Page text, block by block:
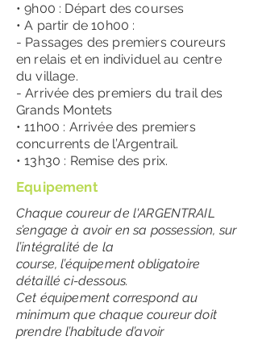
• 9h00 : Départ des courses
• A partir de 10h00 :
- Passages des premiers coureurs
en relais et en individuel au centre
duvillage.
- Arrivée des premiers du trail des
Grands Montets
• 11h00 : Arrivée des premiers
concurrents de l’Argentrail.
• 13h30 : Remise des prix.
Equipement
Chaque coureur de l'ARGENTRAIL
s’engage à avoir en sa possession, sur
l’intégralité de la
course, l’équipement obligatoire
détaillé ci-dessous.
Cet équipement correspond au
minimum que chaque coureur doit
prendre l’habitude d’avoir